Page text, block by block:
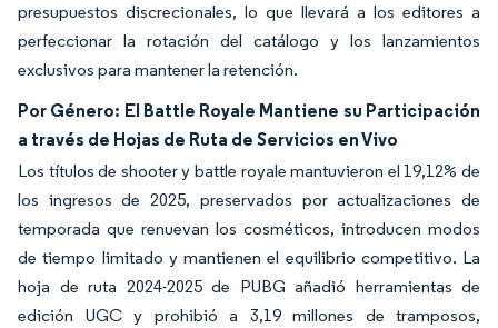
presupuestos discrecionales, lo que llevará a los editores a
perfeccionar la rotación del catálogo y los lanzamientos
exclusivos para mantener la retención.
Por Género: El Battle Royale Mantiene su Participación
a través de Hojas de Ruta de Servicios en Vivo
Los títulos de shooter y battle royale mantuvieron el 19,12% de
los ingresos de 2025, preservados por actualizaciones de
temporada que renuevan los cosméticos, introducen modos
de tiempo limitado y mantienen el equilibrio competitivo. La
hoja de ruta 2024-2025 de PUBG añadió herramientas de
edición UGC y prohibió a 3,19 millones de tramposos,